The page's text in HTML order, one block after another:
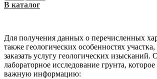
В каталог
Для получения данных о перечисленных
также геологических особенностях
заказать услугу геологических изысканий.
лабораторное исследование грунта, которое
важную информацию: